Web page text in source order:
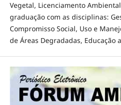
Vegetal, Licenciamento
graduação com as disciplinas:
Compromisso Social, Uso e
de Áreas Degradadas, Educação